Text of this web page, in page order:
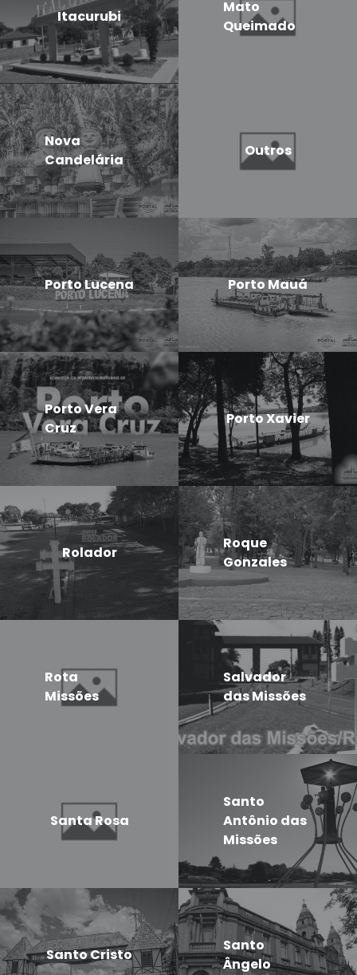
Itacurubi
Mato
Queimado
Nova
Candelária
Outros
Porto Lucena Porto Mauá
Porto Vera
Cruz
Porto Xavier
Rolador
Roque
Gonzales
Rota
Missões
Salvador
das Missões
Santa Rosa
Santo
Antônio das
Missões
Santo Cristo
Santo
Ângelo